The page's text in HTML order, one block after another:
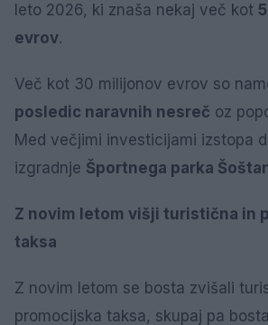
leto 2026, ki znaša nekaj več kot
evrov.
Več kot 30 milijonov evrov so
posledic naravnih nesreč oz
Med večjimi investicijami izstopa
izgradnje Športnega parka
Z novim letom višji turistična in
taksa
Z novim letom se bosta zvišali
promocijska taksa, skupaj pa